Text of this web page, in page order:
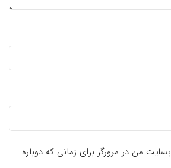
من در مرورگر برای زمانی که دوباره